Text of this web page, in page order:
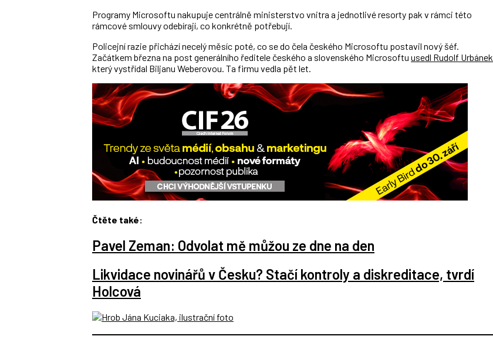
Programy Microsoftu nakupuje centrálně ministerstvo vnitra a jednotlivé resorty pak v rámci této
rámcové smlouvy odebírají, co konkrétně potřebují.
Policejní razie přichází necelý měsíc poté, co se do čela českého Microsoftu postavil nový šéf.
Začátkem března na post generálního ředitele českého a slovenského Microsoftu usedl Rudolf Urbánek
který vystřídal Biljanu Weberovou. Ta firmu vedla pět let.
Čtěte také:
Pavel Zeman: Odvolat mě můžou ze dne na den
Likvidace novinářů v Česku? Stačí kontroly a diskreditace, tvrdí
Holcová